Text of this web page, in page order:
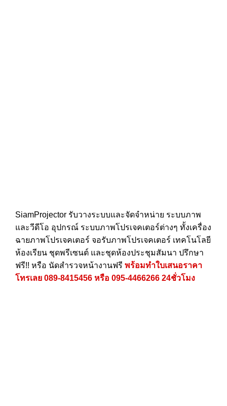
SiamProjector รับวางระบบและจัดจำหน่าย ระบบภาพ
และวีดีโอ อุปกรณ์ ระบบภาพโปรเจคเตอร์ต่างๆ ทั้งเครื่อง
ฉายภาพโปรเจคเตอร์ จอรับภาพโปรเจคเตอร์ เทคโนโลยี
ห้องเรียน ชุดพรีเซนต์ และชุดห้องประชุมสัมนา ปรึกษา
ฟรี!! หรือ นัดสำรวจหน้างานฟรี พร้อมทำใบเสนอราคา
โทรเลย 089-8415456 หรือ 095-4466266 24ชั่วโมง